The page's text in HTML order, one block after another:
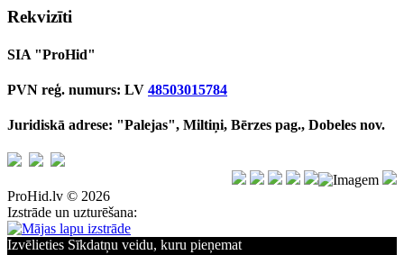
Rekvizīti
SIA "ProHid"
PVN reģ. numurs: LV 48503015784
Juridiskā adrese: "Palejas", Miltiņi, Bērzes pag., Dobeles nov.
ProHid.lv © 2026
Izstrāde un uzturēšana:
Izvēlieties Sīkdatņu veidu, kuru pieņemat